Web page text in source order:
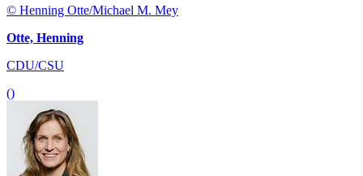
© Henning Otte/Michael M. Mey
Otte, Henning
CDU/CSU
()